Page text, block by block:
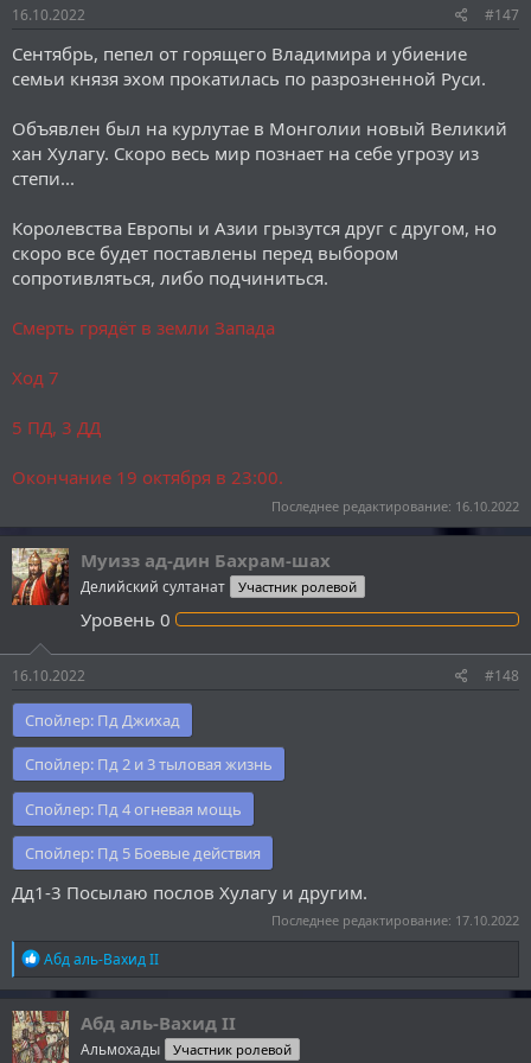
16.10.2022 #147
Сентябрь, пепел от горящего Владимира и убиение
семьи князя эхом прокатилась по разрозненной Руси.
Объявлен был на курлутае в Монголии новый Великий
хан Хулагу. Скоро весь мир познает на себе угрозу из
степи...
Королевства Европы и Азии грызутся друг с другом, но
скоро все будет поставлены перед выбором
сопротивляться, либо подчиниться.
Смерть грядёт в земли Запада
Ход 7
5 ПД, 3 ДД
Окончание 19 октября в 23:00.
Последнее редактирование: 16.10.2022
Муизз ад-дин Бахрам-шах
Делийский султанат Участник ролевой
Уровень 0
16.10.2022 #148
Спойлер: Пд Джихад
Спойлер: Пд 2 и 3 тыловая жизнь
Спойлер: Пд 4 огневая мощь
Спойлер: Пд 5 Боевые действия
Дд1-3 Посылаю послов Хулагу и другим.
Последнее редактирование: 17.10.2022
Р
е
а
к
ц
и
Абд аль-Вахид II
Абд аль-Вахид II
Альмохады Участник ролевой